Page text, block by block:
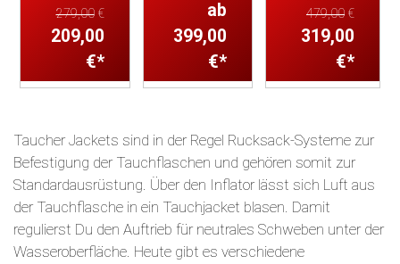
12 Jahren
konzipiert.
Die Explorer
Jacke is...
279,00€
209,00
€*
Rafinessen. Das
WraptureTM H...
ab
399,00
€*
und Komfort für
Taucherinnen
Hawaiianische
479,00 €
319,00
€*
Taucher Jackets sind in der Regel Rucksack-Systeme zur
Befestigung der Tauchflaschen und gehören somit zur
Standardausrüstung. Über den Inflator lässt sich Luft aus
der Tauchflasche in ein Tauchjacket blasen. Damit
regulierst Du den Auftrieb für neutrales Schweben unter der
Wasseroberfläche. Heute gibt es verschiedene